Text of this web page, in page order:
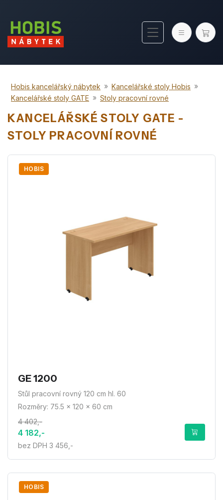
Hobis kancelářský nábytek » Kancelářské stoly Hobis »
Kancelářské stoly GATE » Stoly pracovní rovné
KANCELÁŘSKÉ STOLY GATE -
STOLY PRACOVNÍ ROVNÉ
HOBIS
GE 1200
Stůl pracovní rovný 120 cm hl. 60
Rozměry: 75.5 × 120 × 60 cm
4 402,-
4 182,-
bez DPH 3 456,-
HOBIS